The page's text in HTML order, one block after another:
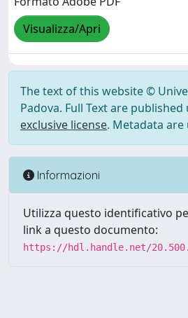
Visualizza/Apri
The text of this website ©
Padova. Full Text are published
exclusive license. Metadata are
Informazioni
Utilizza questo identificativo
link a questo documento:
https://hdl.handle.net/